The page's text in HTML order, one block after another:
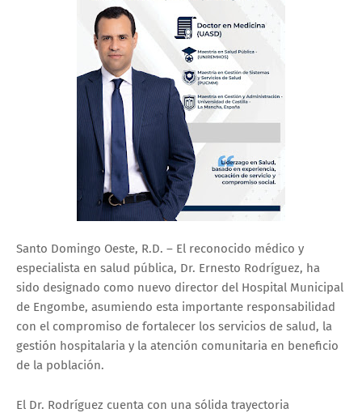
Santo Domingo Oeste, R.D. – El reconocido médico y
especialista en salud pública, Dr. Ernesto Rodríguez, ha
sido designado como nuevo director del Hospital Municipal
de Engombe, asumiendo esta importante responsabilidad
con el compromiso de fortalecer los servicios de salud, la
gestión hospitalaria y la atención comunitaria en beneficio
de la población.
El Dr. Rodríguez cuenta con una sólida trayectoria